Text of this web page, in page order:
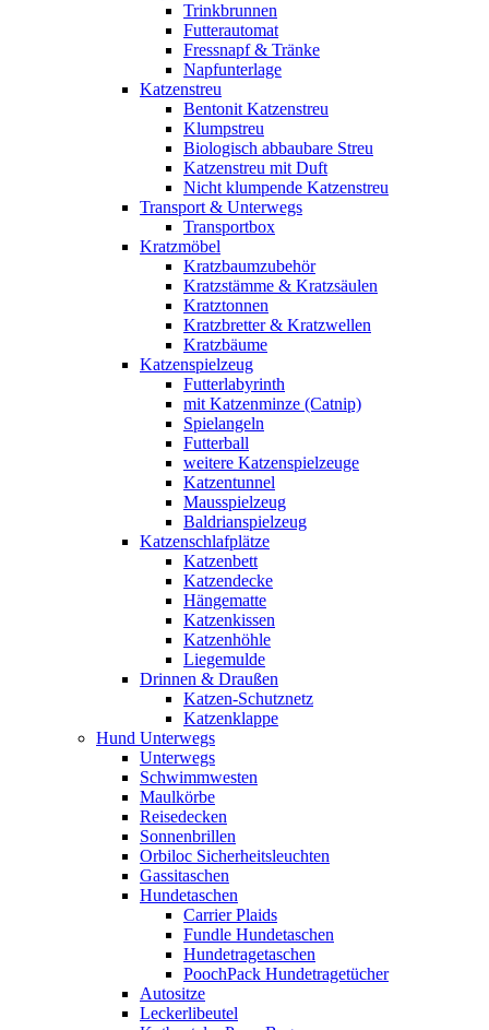
Trinkbrunnen
Futterautomat
Fressnapf & Tränke
Napfunterlage
Katzenstreu
Bentonit Katzenstreu
Klumpstreu
Biologisch abbaubare Streu
Katzenstreu mit Duft
Nicht klumpende Katzenstreu
Transport & Unterwegs
Transportbox
Kratzmöbel
Kratzbaumzubehör
Kratzstämme & Kratzsäulen
Kratztonnen
Kratzbretter & Kratzwellen
Kratzbäume
Katzenspielzeug
Futterlabyrinth
mit Katzenminze (Catnip)
Spielangeln
Futterball
weitere Katzenspielzeuge
Katzentunnel
Mausspielzeug
Baldrianspielzeug
Katzenschlafplätze
Katzenbett
Katzendecke
Hängematte
Katzenkissen
Katzenhöhle
Liegemulde
Drinnen & Draußen
Katzen-Schutznetz
Katzenklappe
Hund Unterwegs
Unterwegs
Schwimmwesten
Maulkörbe
Reisedecken
Sonnenbrillen
Orbiloc Sicherheitsleuchten
Gassitaschen
Hundetaschen
Carrier Plaids
Fundle Hundetaschen
Hundetragetaschen
PoochPack Hundetragetücher
Autositze
Leckerlibeutel